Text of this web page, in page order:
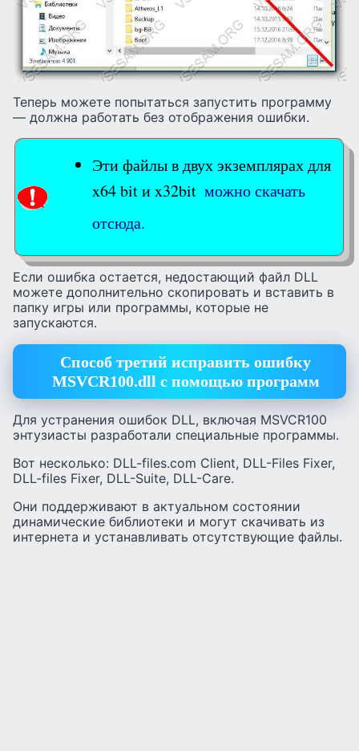
Теперь можете попытаться запустить программу
— должна работать без отображения ошибки.
Эти файлы в двух экземплярах для
x64 bit и x32bit можно скачать
отсюда.
Если ошибка остается, недостающий файл DLL
можете дополнительно скопировать и вставить в
папку игры или программы, которые не
запускаются.
Способ третий исправить ошибку
MSVCR100.dll с помощью программ
Для устранения ошибок DLL, включая MSVCR100
энтузиасты разработали специальные программы.
Вот несколько: DLL-files.com Client, DLL-Files Fixer,
DLL-files Fixer, DLL-Suite, DLL-Care.
Они поддерживают в актуальном состоянии
динамические библиотеки и могут скачивать из
интернета и устанавливать отсутствующие файлы.